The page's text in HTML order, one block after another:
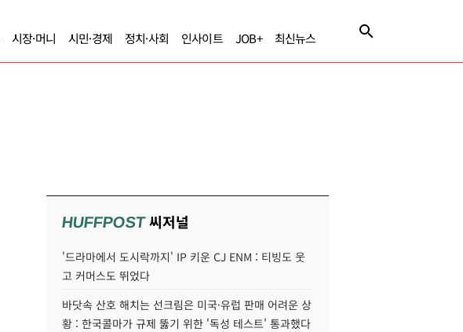
시장·머니 시민·경제 정치·사회 인사이트 JOB+ 최신뉴스
HUFFPOST씨저널
'드라마에서 도시락까지' IP 키운 CJ ENM : 티빙도 웃
고 커머스도 뛰었다
바닷속 산호 해치는 선크림은 미국·유럽 판매 어려운 상
황 : 한국콜마가 규제 뚫기 위한 '독성 테스트' 통과했다